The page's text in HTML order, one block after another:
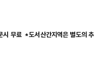
무료 *도서산간지역은 별도의 추